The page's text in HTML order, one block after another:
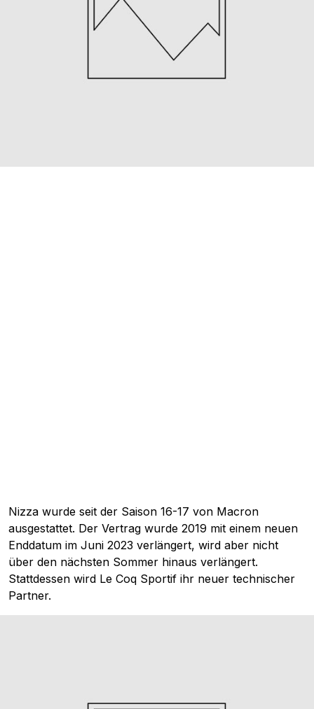
Nizza wurde seit der Saison 16-17 von Macron
ausgestattet. Der Vertrag wurde 2019 mit einem neuen
Enddatum im Juni 2023 verlängert, wird aber nicht
über den nächsten Sommer hinaus verlängert.
Stattdessen wird Le Coq Sportif ihr neuer technischer
Partner.